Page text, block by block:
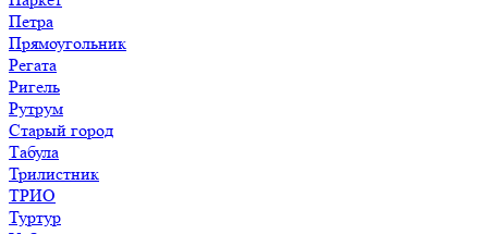
Петра
Прямоугольник
Регата
Ригель
Рутрум
Старый город
Табула
Трилистник
ТРИО
Туртур